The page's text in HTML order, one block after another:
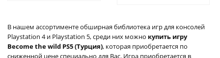
В нашем ассортименте обширная библиотека игр для консолей
Playstation 4 и Playstation 5, среди них можно купить игру
Become the wild PS5 (Турция), которая приобретается по
сниженной цене специально для Вас. Игра приобретается в